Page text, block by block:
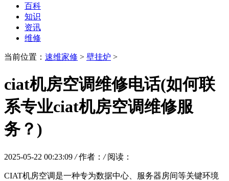
百科
知识
资讯
维修
当前位置： 速维家修 > 壁挂炉 >
ciat机房空调维修电话(如何联
系专业ciat机房空调维修服
务？)
2025-05-22 00:23:09 / 作者： / 阅读：
CIAT机房空调是一种专为数据中心、服务器房间等关键环境